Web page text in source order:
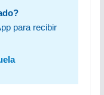
para recibir